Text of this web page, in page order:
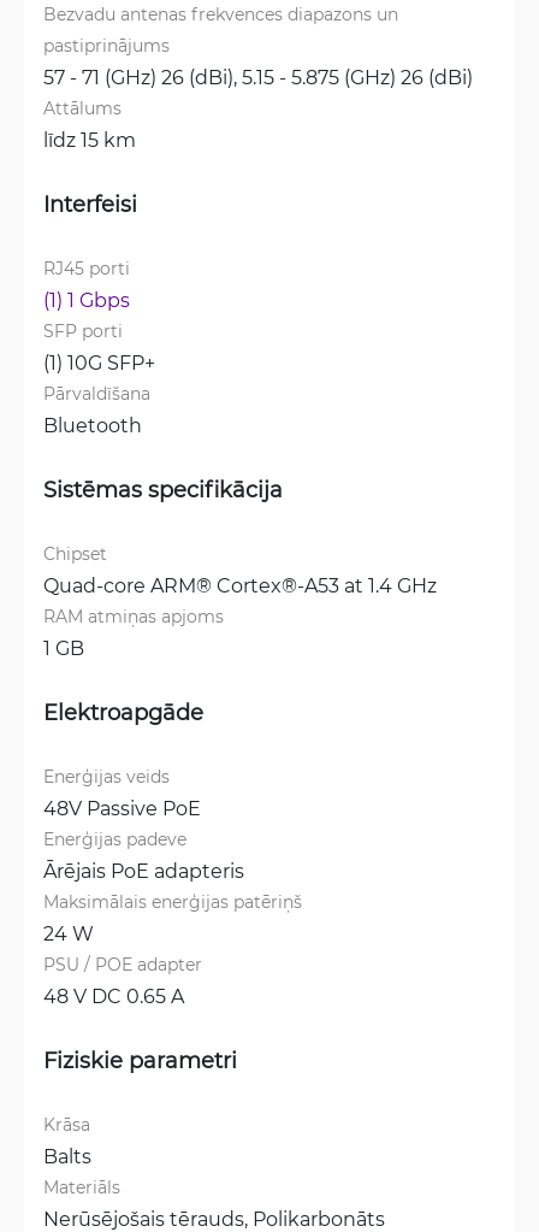
Bezvadu antenas frekvences diapazons un
pastiprinājums
57 - 71 (GHz) 26 (dBi), 5.15 - 5.875 (GHz) 26 (dBi)
Attālums
līdz 15 km
Interfeisi
RJ45 porti
(1) 1 Gbps
SFP porti
(1) 10G SFP+
Pārvaldīšana
Bluetooth
Sistēmas specifikācija
Chipset
Quad-core ARM® Cortex®-A53 at 1.4 GHz
RAM atmiņas apjoms
1 GB
Elektroapgāde
Enerģijas veids
48V Passive PoE
Enerģijas padeve
Ārējais PoE adapteris
Maksimālais enerģijas patēriņš
24 W
PSU / POE adapter
48 V DC 0.65 A
Fiziskie parametri
Krāsa
Balts
Materiāls
Nerūsējošais tērauds, Polikarbonāts